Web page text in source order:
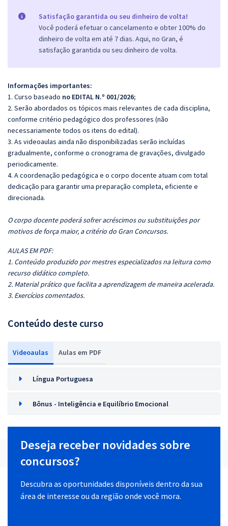
Satisfação garantida ou seu dinheiro de volta!
Você poderá efetuar o cancelamento e obter 100% do
dinheiro de volta em até 7 dias. Aqui, no Gran, é
satisfação garantida ou seu dinheiro de volta.
Informações importantes:
1. Curso baseado no EDITAL N.º 001/2026;
2. Serão abordados os tópicos mais relevantes de cada disciplina,
conforme critério pedagógico dos professores (não
necessariamente todos os itens do edital).
3. As videoaulas ainda não disponibilizadas serão incluídas
gradualmente, conforme o cronograma de gravações, divulgado
periodicamente.
4. A coordenação pedagógica e o corpo docente atuam com total
dedicação para garantir uma preparação completa, eficiente e
direcionada.
O corpo docente poderá sofrer acréscimos ou substituições por
motivos de força maior, a critério do Gran Concursos.
AULAS EM PDF:
1. Conteúdo produzido por mestres especializados na leitura como
recurso didático completo.
2. Material prático que facilita a aprendizagem de maneira acelerada.
3. Exercícios comentados.
Conteúdo deste curso
Videoaulas Aulas em PDF
Língua Portuguesa
Bônus - Inteligência e Equilíbrio Emocional
Deseja receber novidades sobre
concursos?
Descubra as oportunidades disponíveis dentro da sua
área de interesse ou da região onde você mora.